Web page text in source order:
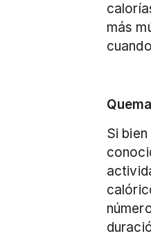
más
Si